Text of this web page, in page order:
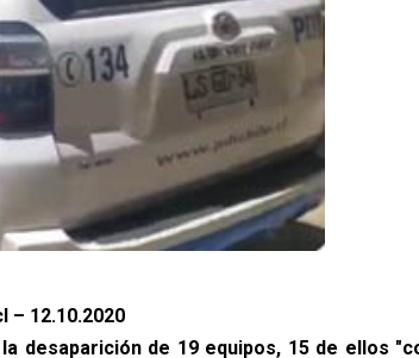
– 12.10.2020
desaparición de 19 equipos, 15 de ellos